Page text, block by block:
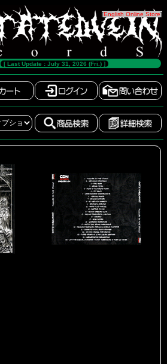
[English Online Store]
[ Last Update : July 31, 2026 (Fri.) ]